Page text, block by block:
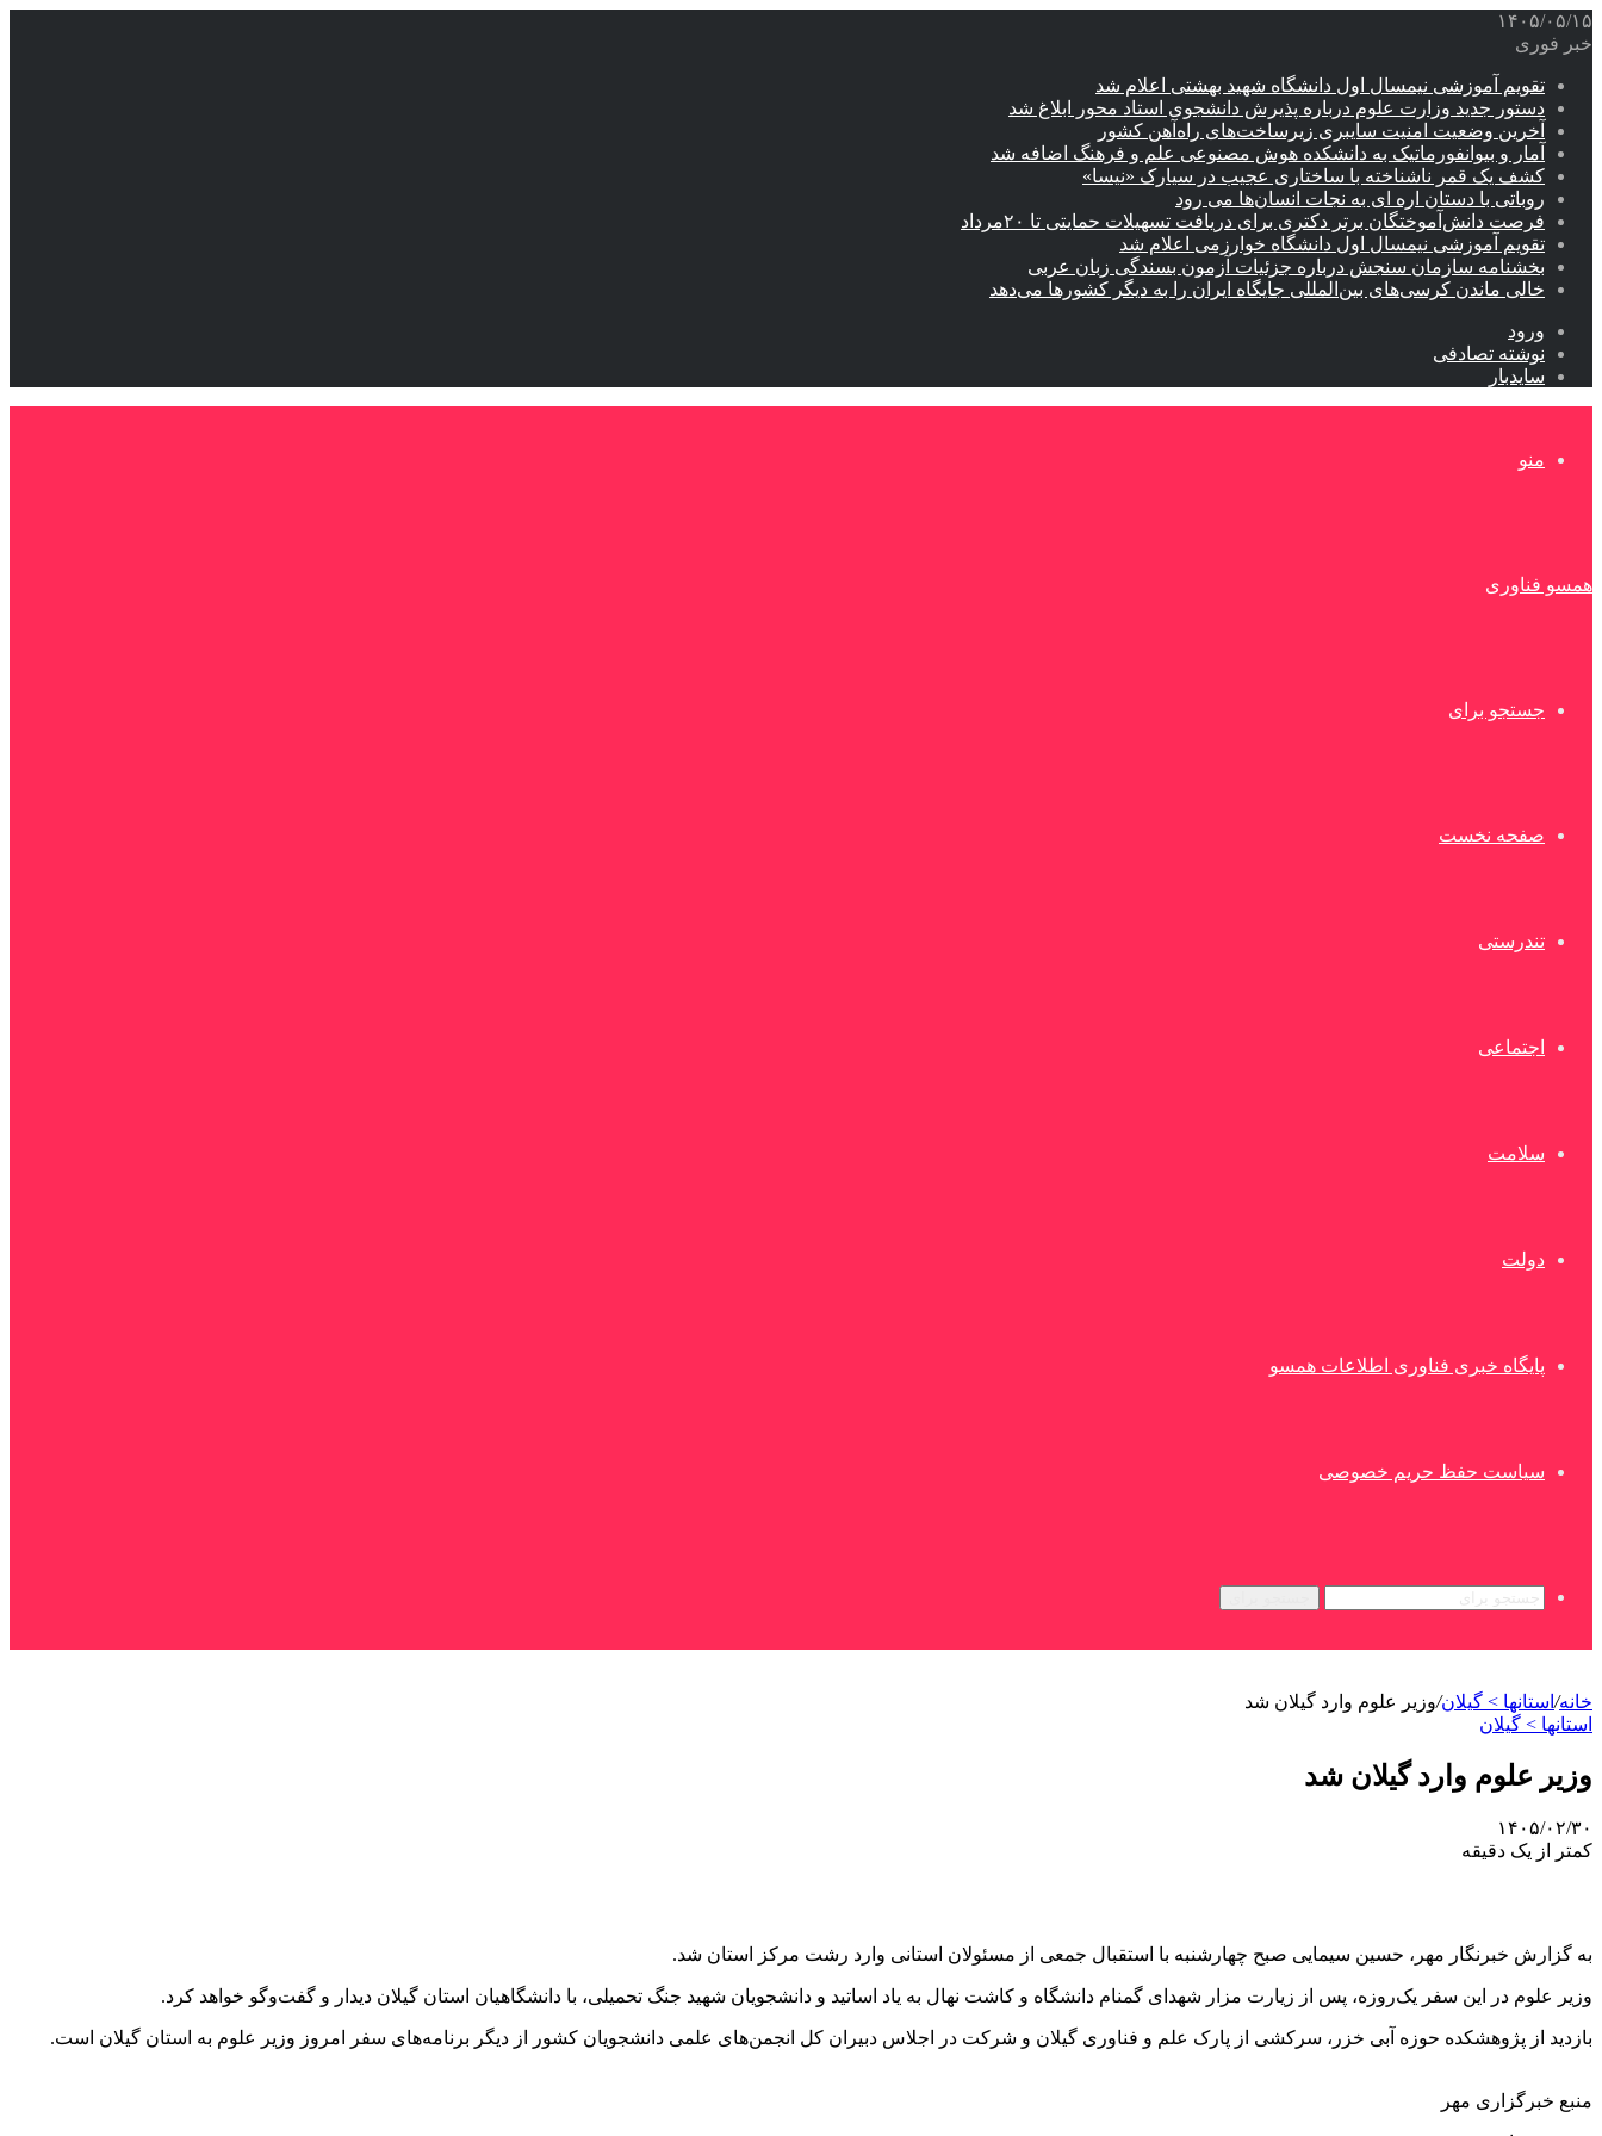
۱۴۰۵/۰۵/۱۵
خبر فوری
تقویم آموزشی نیمسال اول دانشگاه شهید بهشتی اعلام شد
دستور جدید وزارت علوم درباره پذیرش دانشجوی استاد محور ابلاغ شد
آخرین وضعیت امنیت سایبری زیرساخت‌های راه‌آهن کشور
آمار و بیوانفورماتیک به دانشکده هوش مصنوعی علم و فرهنگ اضافه شد
کشف یک قمر ناشناخته با ساختاری عجیب در سیارک «نیسا»
روباتی با دستان اره ای به نجات انسان‌ها می رود
فرصت دانش‌آموختگان برتر دکتری‌ برای دریافت تسهیلات حمایتی تا ۲۰مرداد
تقویم آموزشی نیمسال اول دانشگاه خوارزمی اعلام شد
بخشنامه سازمان سنجش درباره جزئیات آزمون بسندگی زبان عربی
خالی ماندن کرسی‌های بین‌المللی جایگاه ایران را به دیگر کشورها می‌دهد
ورود
نوشته تصادفی
سایدبار
منو
همسو فناوری
جستجو برای
صفحه نخست
تندرستی
اجتماعی
سلامت
دولت
پایگاه خبری فناوری اطلاعات همسو
سیاست حفظ حریم خصوصی
خانه/ استانها > گیلان/وزیر علوم وارد گیلان شد
استانها > گیلان
وزیر علوم وارد گیلان شد
۱۴۰۵/۰۲/۳۰
کمتر از یک دقیقه
به گزارش خبرنگار مهر، حسین سیمایی صبح چهارشنبه با استقبال جمعی از مسئولان استانی وارد رشت مرکز استان شد.
وزیر علوم در این سفر یک‌روزه، پس از زیارت مزار شهدای گمنام دانشگاه و کاشت نهال به یاد اساتید و دانشجویان شهید جنگ تحمیلی، با دانشگاهیان استان گیلان دیدار و گفت‌وگو خواهد کرد.
بازدید از پژوهشکده حوزه آبی خزر، سرکشی از پارک علم و فناوری گیلان و شرکت در اجلاس دبیران کل انجمن‌های علمی دانشجویان کشور از دیگر برنامه‌های سفر امروز وزیر علوم به استان گیلان است.
منبع خبرگزاری مهر